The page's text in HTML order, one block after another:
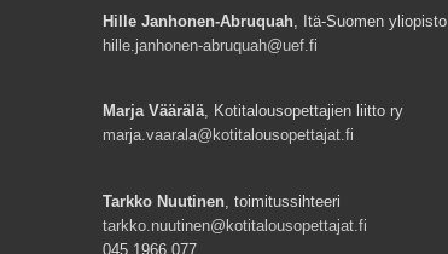
Hille Janhonen-Abruquah, Itä-Suomen yliopisto
hille.janhonen-abruquah@uef.fi
Marja Väärälä, Kotitalousopettajien liitto ry
marja.vaarala@kotitalousopettajat.fi
Tarkko Nuutinen , toimitussihteeri
tarkko.nuutinen@kotitalousopettajat.fi
045 1966 077